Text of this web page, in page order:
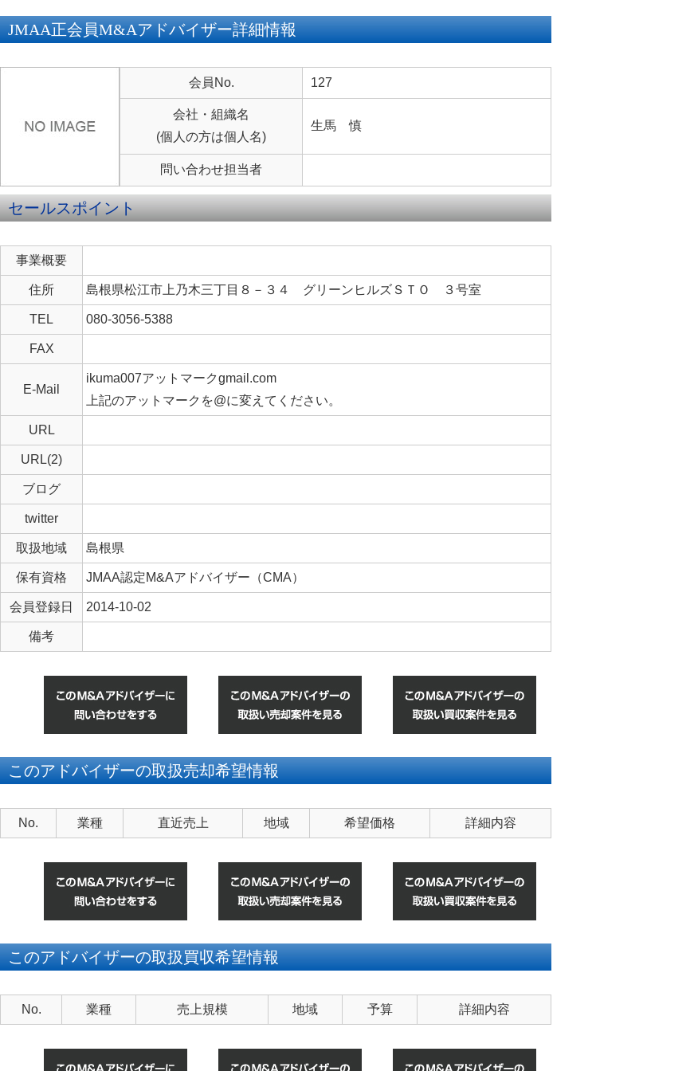
JMAA正会員M&Aアドバイザー詳細情報
会員No. 127
会社・組織名
(個人の方は個人名)
生馬 慎
問い合わせ担当者
セールスポイント
事業概要
住所 島根県松江市上乃木三丁目８－３４ グリーンヒルズＳＴＯ ３号室
TEL 080-3056-5388
FAX
E-Mail
ikuma007アットマークgmail.com
上記のアットマークを@に変えてください。
URL
URL(2)
ブログ
twitter
取扱地域 島根県
保有資格 JMAA認定M&Aアドバイザー（CMA）
会員登録日 2014-10-02
備考
このアドバイザーの取扱売却希望情報
No. 業種 直近売上 地域 希望価格 詳細内容
このアドバイザーの取扱買収希望情報
No. 業種 売上規模 地域 予算 詳細内容